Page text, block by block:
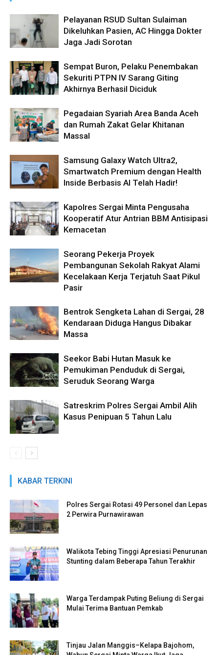
Pelayanan RSUD Sultan Sulaiman
Dikeluhkan Pasien, AC Hingga Dokter
Jaga Jadi Sorotan
Sempat Buron, Pelaku Penembakan
Sekuriti PTPN IV Sarang Giting
Akhirnya Berhasil Diciduk
Pegadaian Syariah Area Banda Aceh
dan Rumah Zakat Gelar Khitanan
Massal
Samsung Galaxy Watch Ultra2,
Smartwatch Premium dengan Health
Inside Berbasis AI Telah Hadir!
Kapolres Sergai Minta Pengusaha
Kooperatif Atur Antrian BBM Antisipasi
Kemacetan
Seorang Pekerja Proyek
Pembangunan Sekolah Rakyat Alami
Kecelakaan Kerja Terjatuh Saat Pikul
Pasir
Bentrok Sengketa Lahan di Sergai, 28
Kendaraan Diduga Hangus Dibakar
Massa
Seekor Babi Hutan Masuk ke
Pemukiman Penduduk di Sergai,
Seruduk Seorang Warga
Satreskrim Polres Sergai Ambil Alih
Kasus Penipuan 5 Tahun Lalu
KABAR TERKINI
Polres Sergai Rotasi 49 Personel dan Lepas
2 Perwira Purnawirawan
Walikota Tebing Tinggi Apresiasi Penurunan
Stunting dalam Beberapa Tahun Terakhir
Warga Terdampak Puting Beliung di Sergai
Mulai Terima Bantuan Pemkab
Tinjau Jalan Manggis–Kelapa Bajohom,